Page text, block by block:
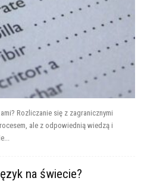
Rozliczanie się z zagranicznymi
ale z odpowiednią wiedzą i
na świecie?